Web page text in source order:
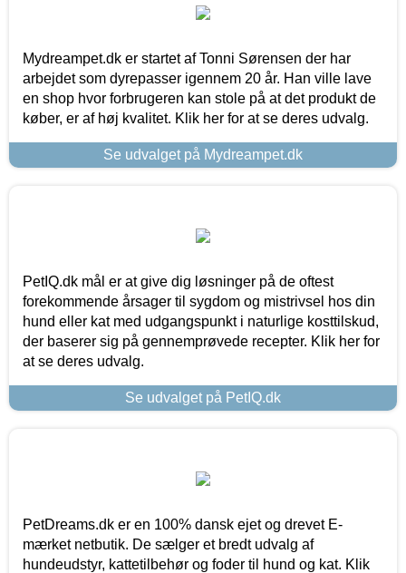
Mydreampet.dk er startet af Tonni Sørensen der har
arbejdet som dyrepasser igennem 20 år. Han ville lave
en shop hvor forbrugeren kan stole på at det produkt de
køber, er af høj kvalitet. Klik her for at se deres udvalg.
Se udvalget på Mydreampet.dk
PetIQ.dk mål er at give dig løsninger på de oftest
forekommende årsager til sygdom og mistrivsel hos din
hund eller kat med udgangspunkt i naturlige kosttilskud,
der baserer sig på gennemprøvede recepter. Klik her for
at se deres udvalg.
Se udvalget på PetIQ.dk
PetDreams.dk er en 100% dansk ejet og drevet E-
mærket netbutik. De sælger et bredt udvalg af
hundeudstyr, kattetilbehør og foder til hund og kat. Klik